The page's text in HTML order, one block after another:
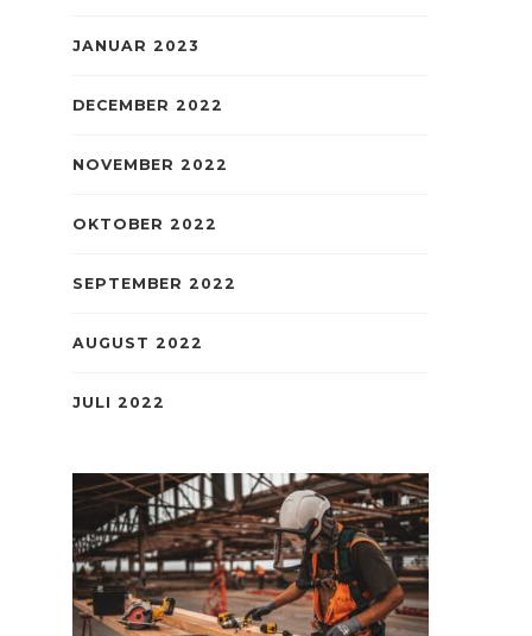
JANUAR 2023
DECEMBER 2022
NOVEMBER 2022
OKTOBER 2022
SEPTEMBER 2022
AUGUST 2022
JULI 2022